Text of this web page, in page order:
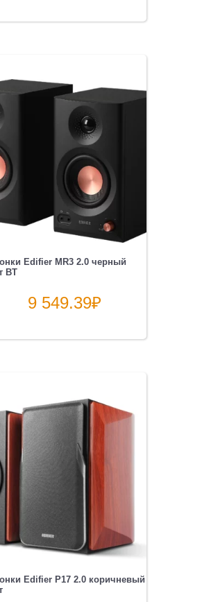
Edifier MR3 2.0 черный
BT
9 549.39₽
Edifier P17 2.0 коричневый